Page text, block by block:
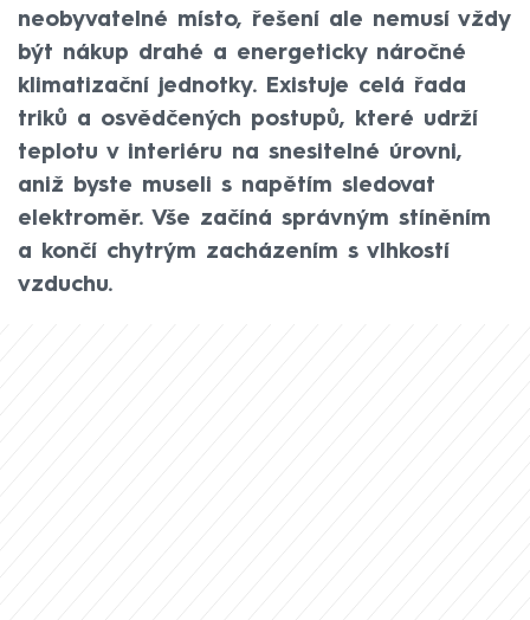
neobyvatelné místo, řešení ale nemusí vždy
být nákup drahé a energeticky náročné
klimatizační jednotky. Existuje celá řada
triků a osvědčených postupů, které udrží
teplotu v interiéru na snesitelné úrovni,
aniž byste museli s napětím sledovat
elektroměr. Vše začíná správným stíněním
a končí chytrým zacházením s vlhkostí
vzduchu.